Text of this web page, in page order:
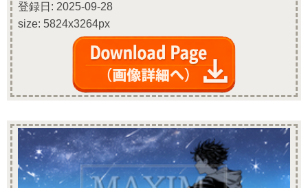
登録日: 2025-09-28
size: 5824x3264px